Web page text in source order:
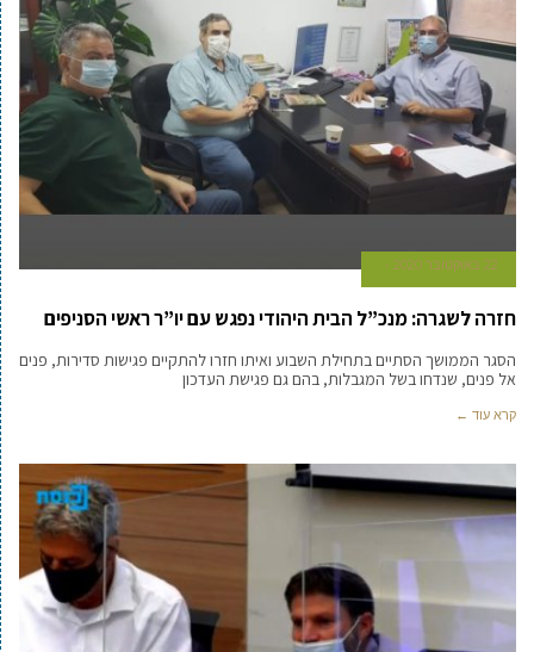
22 באוקטובר 2020
חזרה לשגרה: מנכ”ל הבית היהודי נפגש עם יו”ר ראשי הסניפים
הסגר הממושך הסתיים בתחילת השבוע ואיתו חזרו להתקיים פגישות סדירות, פנים
אל פנים, שנדחו בשל המגבלות, בהם גם פגישת העדכון
קרא עוד ←